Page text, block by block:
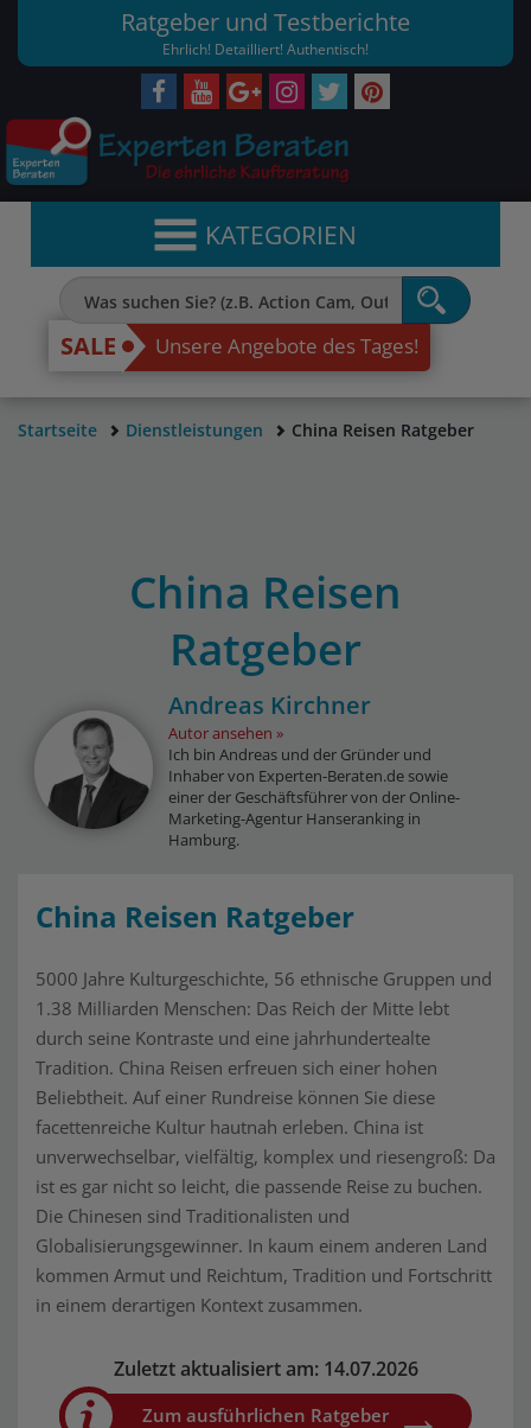
Ratgeber und Testberichte
Ehrlich! Detailliert! Authentisch!
KATEGORIEN
SALE Unsere Angebote des Tages!
Startseite Dienstleistungen China Reisen Ratgeber
China Reisen
Ratgeber
Andreas Kirchner
Autor ansehen
Ich bin Andreas und der Gründer und
Inhaber von Experten-Beraten.de sowie
einer der Geschäftsführer von der Online-
Marketing-Agentur Hanseranking in
Hamburg.
China Reisen Ratgeber
5000 Jahre Kulturgeschichte, 56 ethnische Gruppen und
1.38 Milliarden Menschen: Das Reich der Mitte lebt
durch seine Kontraste und eine jahrhundertealte
Tradition. China Reisen erfreuen sich einer hohen
Beliebtheit. Auf einer Rundreise können Sie diese
facettenreiche Kultur hautnah erleben. China ist
unverwechselbar, vielfältig, komplex und riesengroß: Da
ist es gar nicht so leicht, die passende Reise zu buchen.
Die Chinesen sind Traditionalisten und
Globalisierungsgewinner. In kaum einem anderen Land
kommen Armut und Reichtum, Tradition und Fortschritt
in einem derartigen Kontext zusammen.
Zuletzt aktualisiert am: 14.07.2026
Zum ausführlichen Ratgeber